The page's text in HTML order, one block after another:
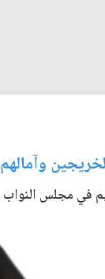
وآمالهم
في مجلس النواب